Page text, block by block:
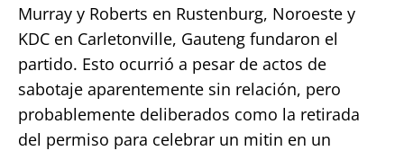
Murray y Roberts en Rustenburg, Noroeste y
KDC en Carletonville, Gauteng fundaron el
partido. Esto ocurrió a pesar de actos de
sabotaje aparentemente sin relación, pero
probablemente deliberados como la retirada
del permiso para celebrar un mitin en un